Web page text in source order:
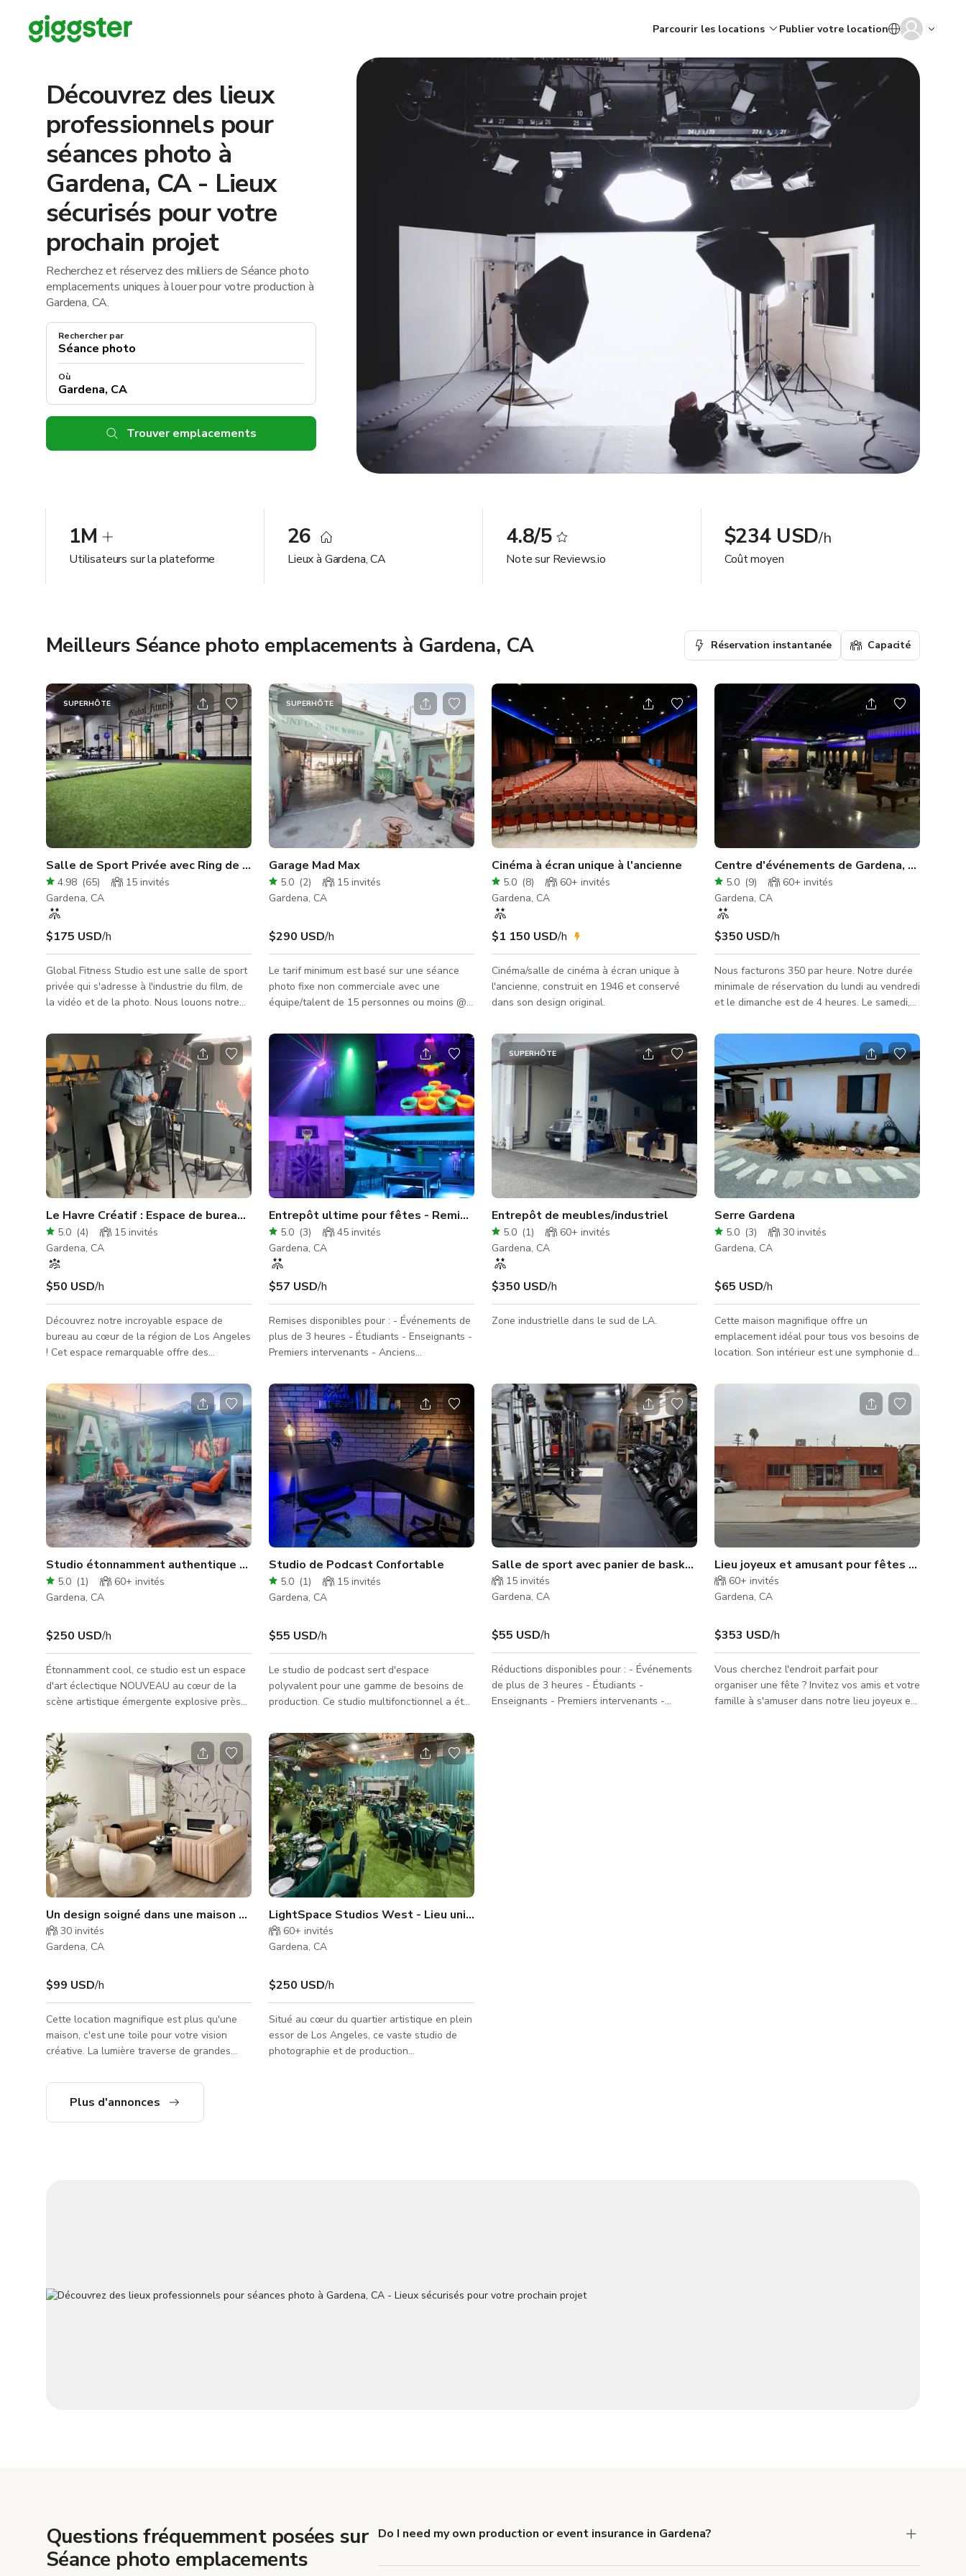
Parcourir les locations Publier votre location
Découvrez des lieux
professionnels pour
séances photo à
Gardena, CA - Lieux
sécurisés pour votre
prochain projet
Recherchez et réservez des milliers de Séance photo
emplacements uniques à louer pour votre production à
Gardena, CA.
Rechercher par
Où
Trouver emplacements
1M
Utilisateurs sur la plateforme
26
Lieux à Gardena, CA
4.8/5
Note sur Reviews.io
$234 USD/h
Coût moyen
Meilleurs Séance photo emplacements à Gardena, CA Réservation instantanée Capacité
SUPERHÔTE
Salle de Sport Privée avec Ring de Boxe - 10 000 pieds carrés
4.98 (65) 15 invités
Gardena, CA
$175 USD/h
Global Fitness Studio est une salle de sport
privée qui s'adresse à l'industrie du film, de
la vidéo et de la photo. Nous louons notre
équipée d'appareils à la pointe de la
technologie, d'un ring de boxe de taille
officielle et d'un grand parking pour les
grandes équipes de tournage. Que vous
lanciez un nouveau produit de fitness, que
vous tourniez un film de boxe ou simplement
du contenu vidéo, notre salle de sport est
l'emplacement parfait pour vo
SUPERHÔTE
Garage Mad Max
5.0 (2) 15 invités
Gardena, CA
$290 USD/h
Le tarif minimum est basé sur une séance
photo fixe non commerciale avec une
équipe/talent de 15 personnes ou moins @
renseigner pour les tarifs des projets à plus
grande envergure et inclure les détails
suivants concernant votre projet. Nom du
projet : Dates nécessaires : Objet du projet :
Taille de l'équipe/talent : Heures
nécessaires : Zones nécessaires : Budget du
lieu : Informations diverses pertinentes pour
votre projet :
Cinéma à écran unique à l'ancienne
5.0 (8) 60+ invités
Gardena, CA
$1 150 USD/h
Cinéma/salle de cinéma à écran unique à
l'ancienne, construit en 1946 et conservé
dans son design original.
Centre d'événements de Gardena,
5.0 (9) 60+ invités
Gardena, CA
$350 USD/h
Nous facturons 350 par heure. Notre durée
minimale de réservation du lundi au vendredi
et le dimanche est de 4 heures. Le samedi,
heures. Le lieu est situé à Gardena sur
Crenshaw en face de l'ancien cinéma
Gardena au 14911 boulevard Crenshaw.
Rue à 4 voies devant. Terrain privé clôturé
de 8250 pieds carrés à l'arrière qui sert
aussi d'espace événementiel. Espace
intérieur de 5300 pieds carrés. Salon à
cigares couvert extérieur. Architec
Le Havre Créatif : Espace de bureau de premier ordre
5.0 (4) 15 invités
Gardena, CA
$50 USD/h
Découvrez notre incroyable espace de
bureau au cœur de la région de Los Angeles
! Cet espace remarquable offre des
productions, séances photo, cours de
théâtre et plus encore. Entrez dans notre
salle de podcast entièrement équipée, où la
créativité prend vie. Avec son design
élégant et moderne, cet espace est parfait
pour concrétiser votre vision. Nous
proposons également un hall d'accueil
accueillant qui peut être utilisé pour la
tenue
Entrepôt ultime pour fêtes - Remises disponibles !
5.0 (3) 45 invités
Gardena, CA
$57 USD/h
Remises disponibles pour : - Événements de
plus de 3 heures - Étudiants - Enseignants -
Premiers intervenants - Anciens
avec lancer de haches et couteaux privés
sur notre cible de fléchettes unique de 7' !
Tout inclus avec tables, chaises, toilettes,
système sonore bluetooth/PA, kitchenette,
frigos et glacières pour votre fête ou
événement. Système d’éclairage DMX avec
LEDs RGB, lasers, machines à fumée &
bulles, et lumières noires !
SUPERHÔTE
Entrepôt de meubles/industriel
5.0 (1) 60+ invités
Gardena, CA
$350 USD/h
Zone industrielle dans le sud de LA.
Serre Gardena
5.0 (3) 30 invités
Gardena, CA
$65 USD/h
Cette maison magnifique offre un
emplacement idéal pour tous vos besoins de
location. Son intérieur est une symphonie de
une abondance de plantes luxuriantes qui
infusent chaque coin d'une beauté naturelle.
Des œuvres d'art naturelles personnalisées
ornent les murs, ajoutant une touche unique
à chaque pièce. La disposition ouverte
baigne l'espace de lumière naturelle,
renforçant l'atmosphère fraîche et
accueillante. Récemment rénovée,
Studio étonnamment authentique et impressionnant
5.0 (1) 60+ invités
Gardena, CA
$250 USD/h
Étonnamment cool, ce studio est un espace
d'art éclectique NOUVEAU au cœur de la
scène artistique émergente explosive près
Hawthorne). L'espace est parfait pour des
prises de vue et des tournages bruts et
authentiques. Une galerie avant robuste
domine une cour magique et un coin
d'artiste. Des criques, des coins et des
textures remplies de petits détails
inattendus mettent en valeur ce paysage
urbain industriel occidental post-tribal. Les
espaces
Studio de Podcast Confortable
5.0 (1) 15 invités
Gardena, CA
$55 USD/h
Le studio de podcast sert d'espace
polyvalent pour une gamme de besoins de
production. Ce studio multifonctionnel a été
productions filmées, des podcasts, des
lectures à table, et plus encore. Ses
caractéristiques exceptionnelles en font un
cadre idéal pour produire des podcasts,
mener des interviews, créer du contenu
engageant pour les réseaux sociaux, filmer
des projets, faciliter des réunions, organiser
de petites lectures à table, offrir
Salle de sport avec panier de basket - Réductions disponibles !
15 invités
Gardena, CA
$55 USD/h
Réductions disponibles pour : - Événements
de plus de 3 heures - Étudiants -
Enseignants - Premiers intervenants -
Lieu joyeux et amusant pour fêtes et
60+ invités
Gardena, CA
$353 USD/h
Vous cherchez l'endroit parfait pour
organiser une fête ? Invitez vos amis et votre
famille à s'amuser dans notre lieu joyeux et
Un design soigné dans une maison chic et lumineuse.
30 invités
Gardena, CA
$99 USD/h
Cette location magnifique est plus qu'une
maison, c'est une toile pour votre vision
créative. La lumière traverse de grandes
chic conçu pour inspirer. Séances photo :
Capturez l'essence de votre marque dans un
LightSpace Studios West - Lieu unique pour tournages cinématographiques
60+ invités
Gardena, CA
$250 USD/h
Situé au cœur du quartier artistique en plein
essor de Los Angeles, ce vaste studio de
photographie et de production
Plus d'annonces
Questions fréquemment posées sur
Séance photo emplacements
Do I need my own production or event insurance in Gardena?